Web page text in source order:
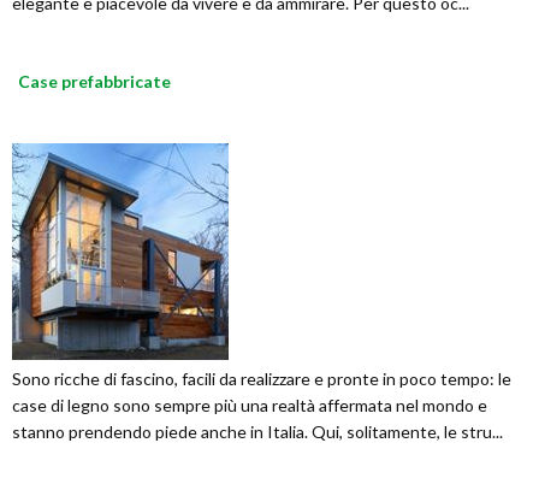
Case prefabbricate
Sono ricche di fascino, facili da realizzare e pronte in poco tempo: le
case di legno sono sempre più una realtà affermata nel mondo e
stanno prendendo piede anche in Italia. Qui, solitamente, le stru...